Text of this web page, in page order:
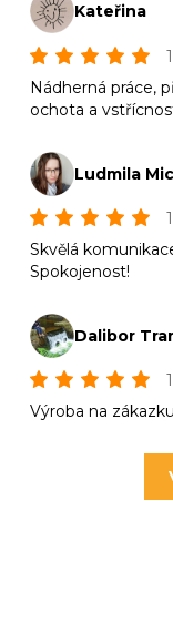
Kateřina
Nádherná práce,
ochota a
Ludmila
Skvělá
Spokojenost!
Dalibor
Výroba na